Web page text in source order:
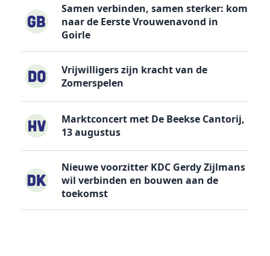
Samen verbinden, samen sterker: kom
naar de Eerste Vrouwenavond in
Goirle
Vrijwilligers zijn kracht van de
Zomerspelen
Marktconcert met De Beekse Cantorij,
13 augustus
Nieuwe voorzitter KDC Gerdy Zijlmans
wil verbinden en bouwen aan de
toekomst